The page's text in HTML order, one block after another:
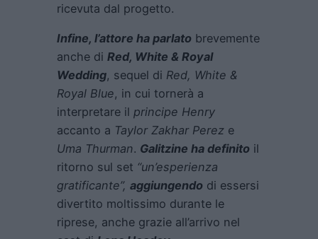
ricevuta dal progetto.
Infine, l’attore ha parlato brevemente
anche di Red, White & Royal
Wedding, sequel di Red, White &
Royal Blue, in cui tornerà a
interpretare il principe Henry
accanto a Taylor Zakhar Perez e
Uma Thurman. Galitzine ha definito il
ritorno sul set “un’esperienza
gratificante”, aggiungendo di essersi
divertito moltissimo durante le
riprese, anche grazie all’arrivo nel